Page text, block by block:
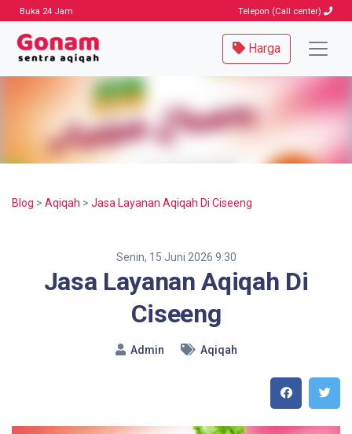
Buka 24 Jam Telepon (Call center)
Harga
Blog > Aqiqah > Jasa Layanan Aqiqah Di Ciseeng
Senin, 15 Juni 2026 9:30
Jasa Layanan Aqiqah Di
Ciseeng
Admin Aqiqah